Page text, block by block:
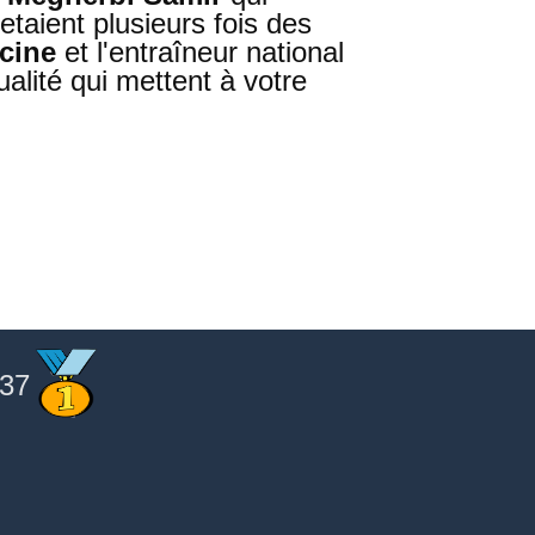
plusieurs fois des
et l'entraîneur national
qui mettent à votre